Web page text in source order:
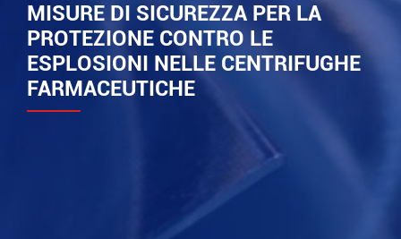
MISURE DI SICUREZZA PER LA
PROTEZIONE CONTRO LE
ESPLOSIONI NELLE CENTRIFUGHE
FARMACEUTICHE